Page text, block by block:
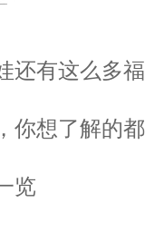
还有这么多
你想了解的
览